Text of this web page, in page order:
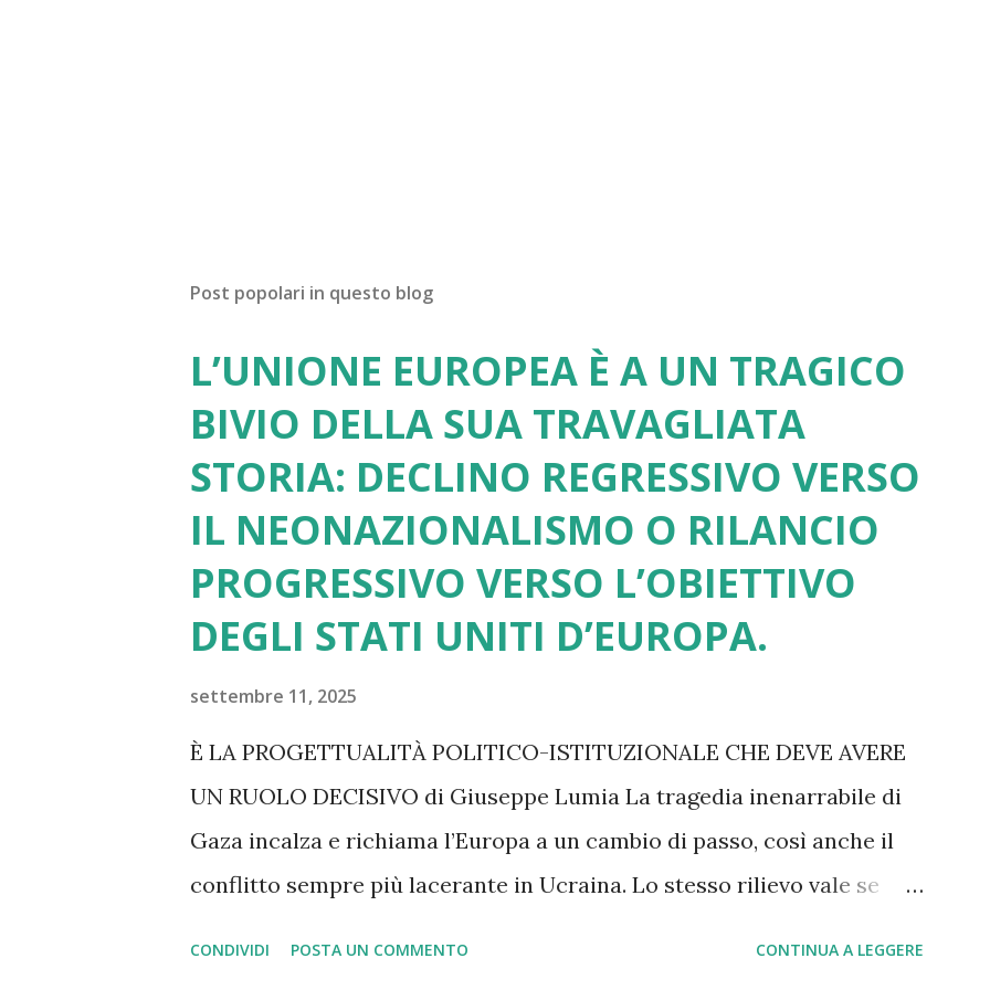
Post popolari in questo blog
L’UNIONE EUROPEA È A UN TRAGICO
BIVIO DELLA SUA TRAVAGLIATA
STORIA: DECLINO REGRESSIVO VERSO
IL NEONAZIONALISMO O RILANCIO
PROGRESSIVO VERSO L’OBIETTIVO
DEGLI STATI UNITI D’EUROPA.
settembre 11, 2025
È LA PROGETTUALITÀ POLITICO-ISTITUZIONALE CHE DEVE AVERE
UN RUOLO DECISIVO di Giuseppe Lumia La tragedia inenarrabile di
Gaza incalza e richiama l’Europa a un cambio di passo, così anche il
conflitto sempre più lacerante in Ucraina. Lo stesso rilievo vale se
CONDIVIDI POSTA UN COMMENTO CONTINUA A LEGGERE